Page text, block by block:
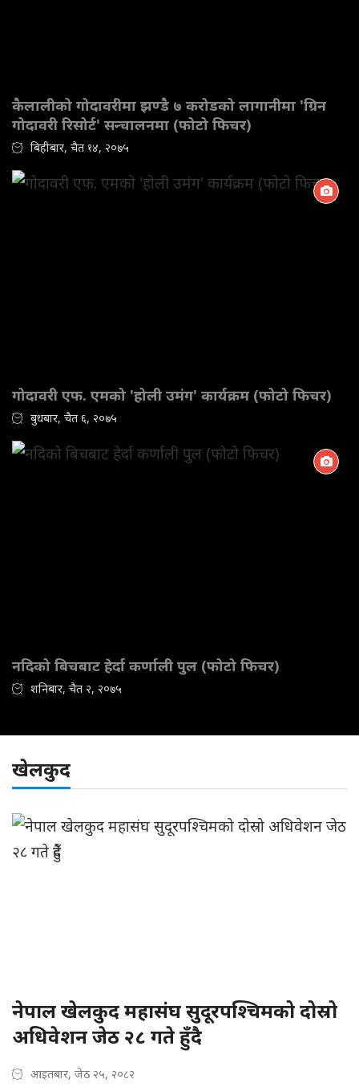
कैलालीको गोदावरीमा झण्डै ७ करोडको लागानीमा 'ग्रिन
गोदावरी रिसोर्ट' सन्चालनमा (फोटो फिचर)
बिहीबार, चैत १४, २०७५
गोदावरी एफ. एमको 'होली उमंग' कार्यक्रम (फोटो फिचर)
बुधबार, चैत ६, २०७५
नदिको बिचबाट हेर्दा कर्णाली पुल (फोटो फिचर)
शनिबार, चैत २, २०७५
खेलकुद
नेपाल खेलकुद महासंघ सुदूरपश्चिमको दोस्रो
अधिवेशन जेठ २८ गते हुँदै
आइतबार, जेठ २५, २०८२